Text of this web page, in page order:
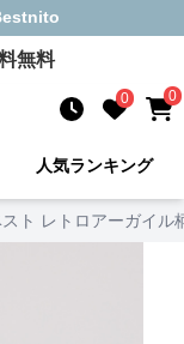
無料
0 0
人気ランキング
スト レトロアーガイ